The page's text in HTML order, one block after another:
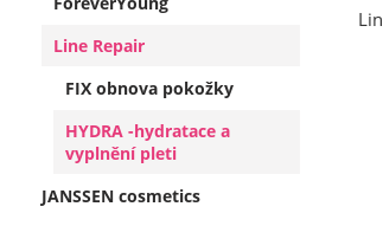
Line Repair
FIX obnova pokožky
HYDRA -hydratace a
vyplnění pleti
JANSSEN cosmetics